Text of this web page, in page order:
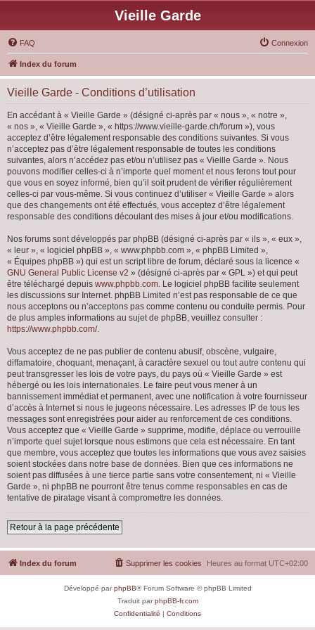
Vieille Garde
FAQ Connexion
Index du forum
Vieille Garde - Conditions d’utilisation
En accédant à « Vieille Garde » (désigné ci-après par « nous », « notre »,
« nos », « Vieille Garde », « https://www.vieille-garde.ch/forum »), vous
acceptez d’être légalement responsable des conditions suivantes. Si vous
n’acceptez pas d’être légalement responsable de toutes les conditions
suivantes, alors n’accédez pas et/ou n’utilisez pas « Vieille Garde ». Nous
pouvons modifier celles-ci à n’importe quel moment et nous ferons tout pour
que vous en soyez informé, bien qu’il soit prudent de vérifier régulièrement
celles-ci par vous-même. Si vous continuez d’utiliser « Vieille Garde » alors
que des changements ont été effectués, vous acceptez d’être légalement
responsable des conditions découlant des mises à jour et/ou modifications.
Nos forums sont développés par phpBB (désigné ci-après par « ils », « eux »,
« leur », « logiciel phpBB », « www.phpbb.com », « phpBB Limited »,
« Équipes phpBB ») qui est un script libre de forum, déclaré sous la licence «
GNU General Public License v2 » (désigné ci-après par « GPL ») et qui peut
être téléchargé depuis www.phpbb.com. Le logiciel phpBB facilite seulement
les discussions sur Internet. phpBB Limited n’est pas responsable de ce que
nous acceptons ou n’acceptons pas comme contenu ou conduite permis. Pour
de plus amples informations au sujet de phpBB, veuillez consulter :
https://www.phpbb.com/.
Vous acceptez de ne pas publier de contenu abusif, obscène, vulgaire,
diffamatoire, choquant, menaçant, à caractère sexuel ou tout autre contenu qui
peut transgresser les lois de votre pays, du pays où « Vieille Garde » est
hébergé ou les lois internationales. Le faire peut vous mener à un
bannissement immédiat et permanent, avec une notification à votre fournisseur
d’accès à Internet si nous le jugeons nécessaire. Les adresses IP de tous les
messages sont enregistrées pour aider au renforcement de ces conditions.
Vous acceptez que « Vieille Garde » supprime, modifie, déplace ou verrouille
n’importe quel sujet lorsque nous estimons que cela est nécessaire. En tant
que membre, vous acceptez que toutes les informations que vous avez saisies
soient stockées dans notre base de données. Bien que ces informations ne
soient pas diffusées à une tierce partie sans votre consentement, ni « Vieille
Garde », ni phpBB ne pourront être tenus comme responsables en cas de
tentative de piratage visant à compromettre les données.
Retour à la page précédente
Index du forum Heures au format UTC+02:00
Supprimer les cookies
Développé parphpBB® Forum Software © phpBB Limited
Traduit parphpBB-fr.com
Confidentialité | Conditions